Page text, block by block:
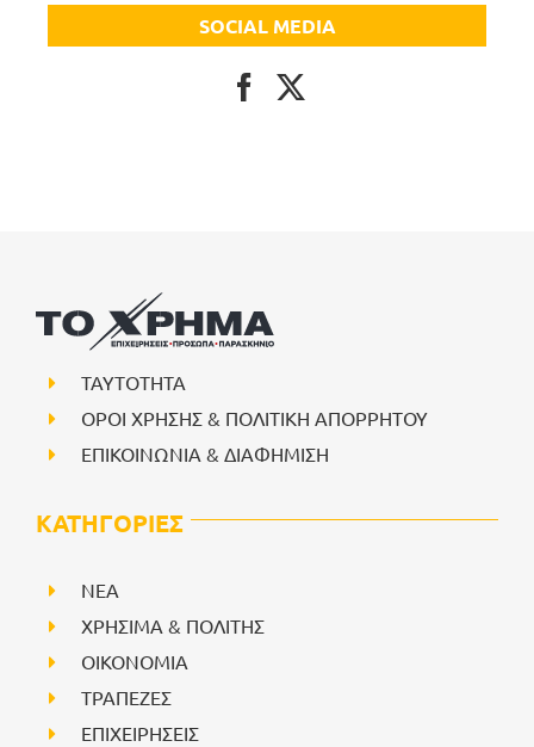
SOCIAL MEDIA
ΤΑΥΤΟΤΗΤΑ
ΟΡΟΙ ΧΡΗΣΗΣ & ΠΟΛΙΤΙΚΗ ΑΠΟΡΡΗΤΟΥ
ΕΠΙΚΟΙΝΩΝΙΑ & ΔΙΑΦΗΜΙΣΗ
ΚΑΤΗΓΟΡΙΕΣ
NEA
ΧΡΗΣΙΜΑ & ΠΟΛΙΤΗΣ
ΟΙΚΟΝΟΜΙΑ
ΤΡΑΠΕΖΕΣ
ΕΠΙΧΕΙΡΗΣΕΙΣ